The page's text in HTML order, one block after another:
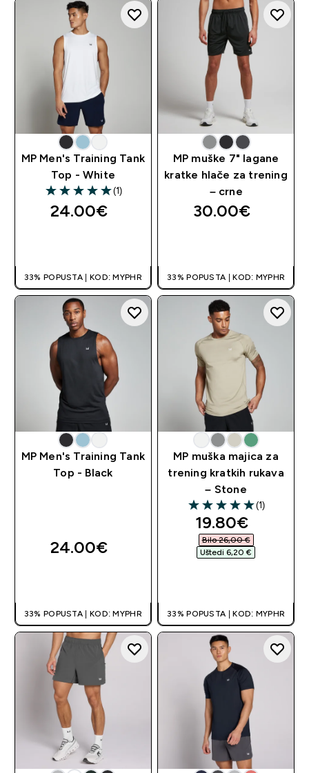
MP Men's Training Tank
Top - White
5 out of 5 stars
(1)
24.00€‎
33% POPUSTA | KOD: MYPHR
MP muške 7" lagane
kratke hlače za trening
– crne
30.00€‎
33% POPUSTA | KOD: MYPHR
MP Men's Training Tank
Top - Black
24.00€‎
33% POPUSTA | KOD: MYPHR
MP muška majica za
trening kratkih rukava
– Stone
5 out of 5 stars
(1)
discounted
19.80€‎
Bilo 26,00 €‎
Uštedi 6,20 €‎
33% POPUSTA | KOD: MYPHR